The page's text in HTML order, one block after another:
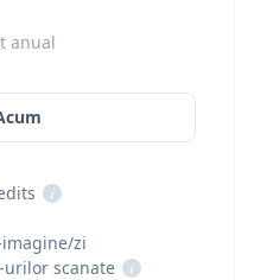
anual
i
zi
urilor scanate
i